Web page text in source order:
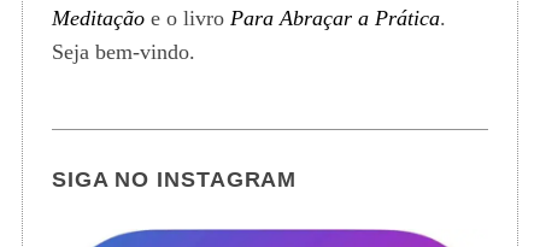
Meditaçãoe o livro Para Abraçar a Prática.
Seja bem-vindo.
SIGA NO INSTAGRAM